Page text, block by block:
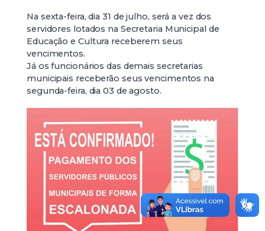
Na sexta-feira, dia 31 de julho, será a vez dos
servidores lotados na Secretaria Municipal de
Educação e Cultura receberem seus
vencimentos.
Já os funcionários das demais secretarias
municipais receberão seus vencimentos na
segunda-feira, dia 03 de agosto.